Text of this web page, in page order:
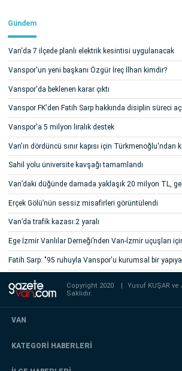
Gündem
Van'da 7 ilçede planlı elektrik kesintisi uygulanacak
Vanspor'un yeni başkanı Özgür İreç İlhan kimdir?
Vanspor'da beklenen karar çıktı
Vanspor FK'den Fatih Sarp hakkında disiplin süreci
Vanspor'a 5 milyon liralık destek
Van'ın dördüncü sınır kapısı için Türkmenoğlu'ndan
Sahil yolu üniversite kavşağı tamamlandı
Van’daki düğünde damada yaklaşık 20 milyon TL,
Erçek Gölü’nün sessiz misafirleri görüntülendi
Van’da trafik kazası:2 yaralı
Ege İzmir Vanlılar Derneği’nden Van-İzmir uçuşları
Fatih Sarp: "95 ruhuyla Vanspor'u kurumsal bir
Copyright 2020 Yusuf KUŞAR ve
Saklıdır.
VAN
KATEGORİ HABERLERİ